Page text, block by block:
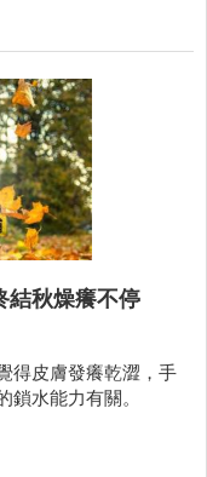
結秋燥癢不停
得皮膚發癢乾澀，手
水能力有關。